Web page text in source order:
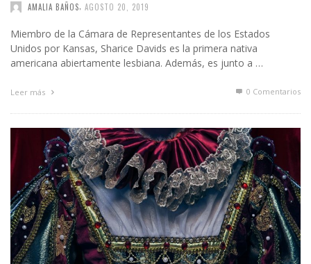
AMALIA BAÑOS AGOSTO 20, 2019
Miembro de la Cámara de Representantes de los Estados
Unidos por Kansas, Sharice Davids es la primera nativa
americana abiertamente lesbiana. Además, es junto a …
Leer más 0 Comentarios